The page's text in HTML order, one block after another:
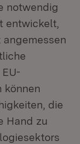
notwendig
entwickelt,
können
die
Hand zu